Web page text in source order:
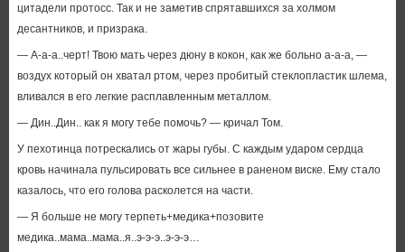
цитадели протосс. Так и не заметив спрятавшихся за холмом
десантников, и призрака.
— А-а-а..черт! Твою мать через дюну в кокон, как же больно а-а-а, —
воздух который он хватал ртом, через пробитый стеклопластик шлема,
вливался в его легкие расплавленным металлом.
— Дин..Дин.. как я могу тебе помочь? — кричал Том.
У пехотинца потрескались от жары губы. С каждым ударом сердца
кровь начинала пульсировать все сильнее в раненом виске. Ему стало
казалось, что его голова расколется на части.
— Я больше не могу терпеть+медика+позовите
медика..мама..мама..я..э-э-э..э-э-э…